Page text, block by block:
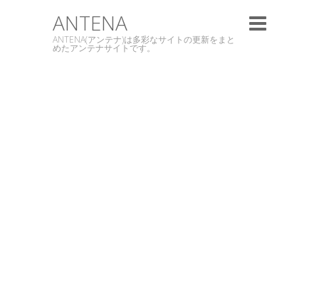
ANTENA
ANTENA(アンテナ)は多彩なサイトの更新をまと
めたアンテナサイトです。